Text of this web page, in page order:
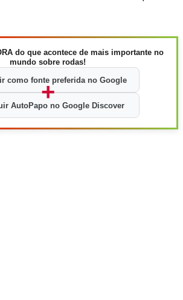
do que acontece de mais importante no
mundo sobre rodas!
como fonte preferida no Google
+
AutoPapo no Google Discover